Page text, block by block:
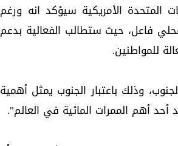
المتحدة الأمريكية سيؤكد انه ورغم
فاعل، حيث ستطالب الفعالية بدعم
للمواطنين.
وذلك باعتبار الجنوب يمثل أهمية
أهم الممرات المائية في العالم".